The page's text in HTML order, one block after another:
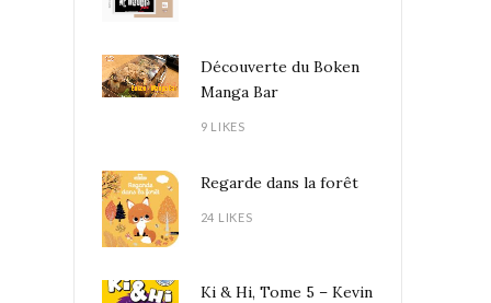
Découverte du Boken
Manga Bar
9 LIKES
Regarde dans la forêt
24 LIKES
Ki & Hi, Tome 5 – Kevin